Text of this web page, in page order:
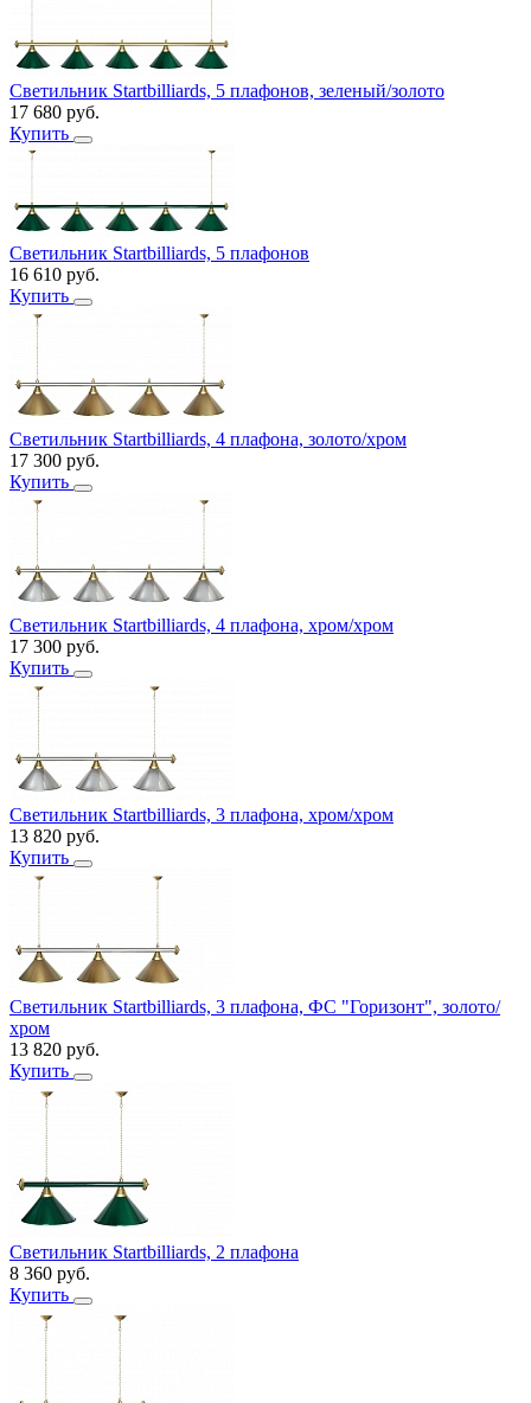
Светильник Startbilliards, 5 плафонов, зеленый/золото
17 680 руб.
Купить
Светильник Startbilliards, 5 плафонов
16 610 руб.
Купить
Светильник Startbilliards, 4 плафона, золото/хром
17 300 руб.
Купить
Светильник Startbilliards, 4 плафона, хром/хром
17 300 руб.
Купить
Светильник Startbilliards, 3 плафона, хром/хром
13 820 руб.
Купить
Светильник Startbilliards, 3 плафона, ФС "Горизонт", золото/
хром
13 820 руб.
Купить
Светильник Startbilliards, 2 плафона
8 360 руб.
Купить